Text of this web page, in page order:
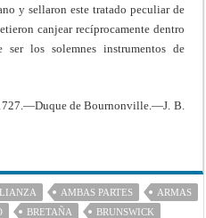
y sellaron este tratado peculiar de
canjear recíprocamente dentro
los solemnes instrumentos de
de Bournonville.—J. B.
AMBAS PARTES
ARMAS
BRETAÑA
BRUNSWICK